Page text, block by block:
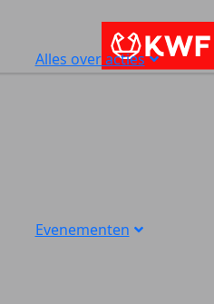
Alles over acties
Evenementen